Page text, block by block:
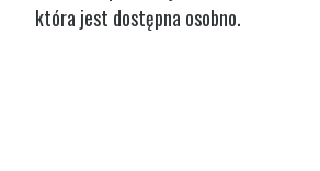
która jest dostępna osobno.